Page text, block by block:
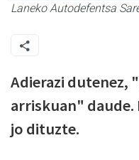
Laneko Autodefentsa
Adierazi dutenez,
arriskuan"
jo dituzte.